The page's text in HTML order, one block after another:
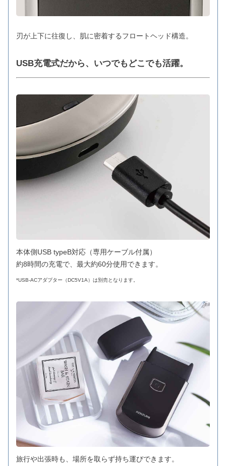
刃が上下に往復し、肌に密着するフロートヘッド構造。
USB充電式だから、いつでもどこでも活躍。
本体側USB typeB対応（専用ケーブル付属）
約8時間の充電で、最大約60分使用できます。
*USB-ACアダプター（DC5V1A）は別売となります。
旅行や出張時も、場所を取らず持ち運びできます。